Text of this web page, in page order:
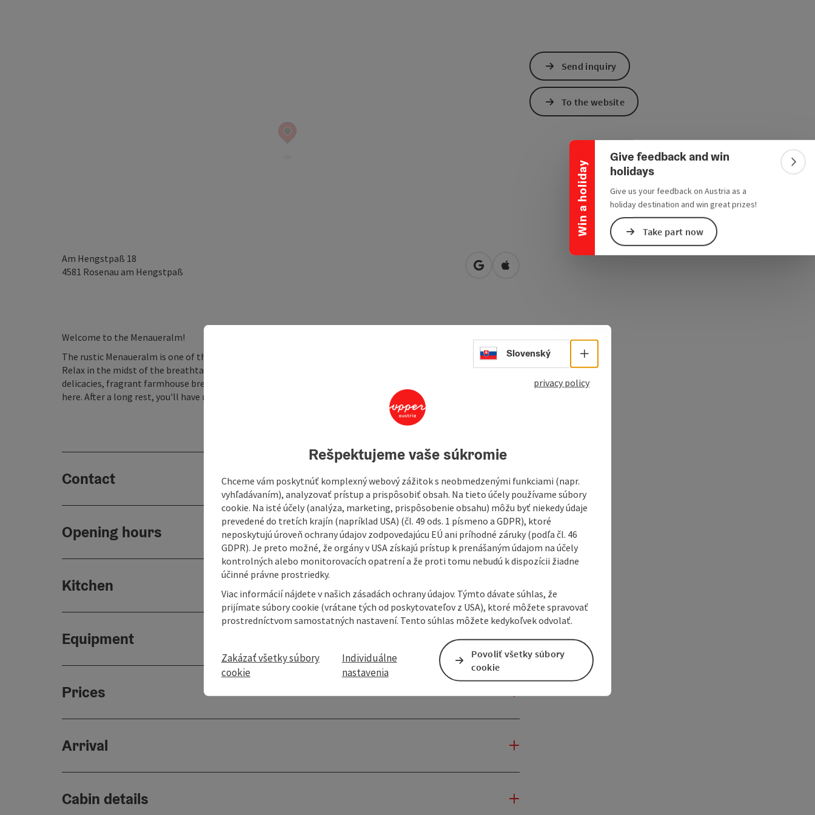
Win a holiday
Collapse banner
Give feedback and win
holidays
Give us your feedback on Austria as a
holiday destination and win great prizes!
Take part now
Am Hengstpaß 18
4581 Rosenau am Hengstpaß open in Google Maps
Open in Apple Maps
Welcome to the Menaueralm!
The rustic Menaueralm is one of the most beautiful places in the hiking paradise around the Hengstpass!
Relax in the midst of the breathtaking mountain world and the picturesque alpine idyll. Sweet and savoury
delicacies, fragrant farmhouse bread and refreshing juices and cider straight from the local farm await you
here. After a long rest, you'll have new energy for the surrounding hiking and summit destinations!
Contact
Opening hours
Kitchen
Equipment
Prices
Arrival
Cabin details
Send inquiry
To the website
Select language - Open menu
Slovenský
privacy policy
Rešpektujeme vaše súkromie
Chceme vám poskytnúť komplexný webový zážitok s neobmedzenými funkciami (napr.
vyhľadávaním), analyzovať prístup a prispôsobiť obsah. Na tieto účely používame súbory
cookie. Na isté účely (analýza, marketing, prispôsobenie obsahu) môžu byť niekedy údaje
prevedené do tretích krajín (napríklad USA) (čl. 49 ods. 1 písmeno a GDPR), ktoré
neposkytujú úroveň ochrany údajov zodpovedajúcu EÚ ani príhodné záruky (podľa čl. 46
GDPR). Je preto možné, že orgány v USA získajú prístup k prenášaným údajom na účely
kontrolných alebo monitorovacích opatrení a že proti tomu nebudú k dispozícii žiadne
účinné právne prostriedky.
Viac informácií nájdete v našich zásadách ochrany údajov. Týmto dávate súhlas, že
prijímate súbory cookie (vrátane tých od poskytovateľov z USA), ktoré môžete spravovať
prostredníctvom samostatných nastavení. Tento súhlas môžete kedykoľvek odvolať.
Zakázať všetky súbory
cookie
Individuálne
nastavenia
Povoliť všetky súbory
cookie